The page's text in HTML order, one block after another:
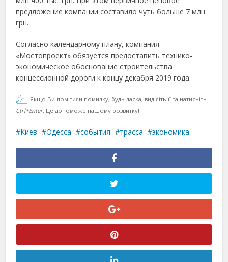
предложение компании составило чуть больше 7 млн
грн.
Согласно календарному плану, компания
«Мостопроект» обязуется предоставить технико-
экономическое обоснование строительства
концессионной дороги к концу декабря 2019 года.
Якщо Ви помітили помилку, будь ласка, виділіть її та натисніть
Ctrl+Enter. Це допоможе нашому розвитку!
Киев Одесса события трасса экономика